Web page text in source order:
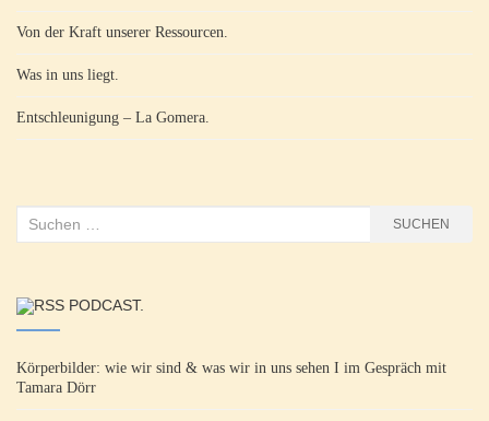
Von der Kraft unserer Ressourcen.
Was in uns liegt.
Entschleunigung – La Gomera.
Suchen
SUCHEN
PODCAST.
Körperbilder: wie wir sind & was wir in uns sehen I im Gespräch mit
Tamara Dörr